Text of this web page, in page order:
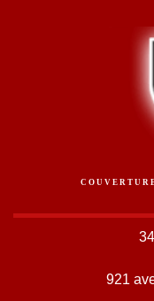
921